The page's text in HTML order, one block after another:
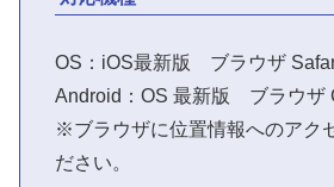
OS：iOS最新版 ブラウザ
Android：OS 最新版 ブラウザ
※ブラウザに位置情報へのアク
ださい。